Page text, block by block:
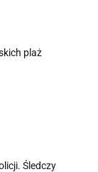
plaż
Śledczy